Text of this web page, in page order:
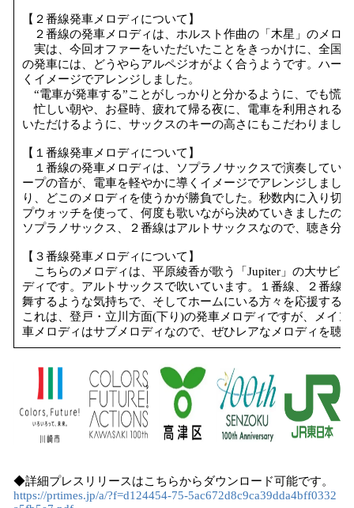
【２番線発車メロディについて】
２番線の発車メロディは、ホルスト作曲の「木星」のメロ
実は、今回オファーをいただいたことをきっかけに、全国
の発車には、どうやらアルペジオがよく合うようです。ハー
くイメージでアレンジしました。
“電車が発車する”ことがしっかりと分かるように、でも慌
忙しい朝や、お昼時、疲れて帰る夜に、電車を利用される
いただけるように、サックスのキーの高さにもこだわりまし
【１番線発車メロディについて】
１番線の発車メロディは、ソプラノサックスで演奏してい
ープの音が、電車を軽やかに導くイメージでアレンジしまし
り、どこのメロディを使うかが勝負でした。秒数内に入り切
プウォッチを使って、何度も歌いながら決めていきましたの
ソプラノサックス、２番線はアルトサックスなので、聴き分
【３番線発車メロディについて】
こちらのメロディは、平原綾香が歌う「Jupiter」の大サビ
ディです。アルトサックスで吹いています。１番線、２番線
舞するような気持ちで、そしてホームにいる方々を応援する
これは、登戸・立川方面(下り)の発車メロディですが、メイ
車メロディはサブメロディなので、ぜひレアなメロディを聴
◆詳細プレスリリースはこちらからダウンロード可能です。
https://prtimes.jp/a/?f=d124454-75-5ac672d8c9ca39dda4bff0332